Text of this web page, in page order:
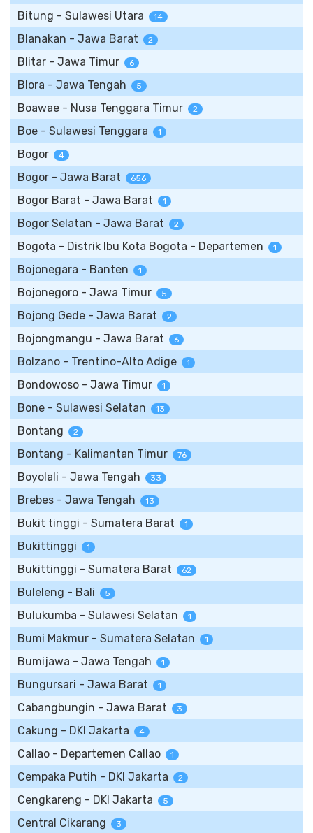
Bitung - Sulawesi Utara 14
Blanakan - Jawa Barat 2
Blitar - Jawa Timur 6
Blora - Jawa Tengah 5
Boawae - Nusa Tenggara Timur 2
Boe - Sulawesi Tenggara 1
Bogor 4
Bogor - Jawa Barat 656
Bogor Barat - Jawa Barat 1
Bogor Selatan - Jawa Barat 2
Bogota - Distrik Ibu Kota Bogota - Departemen 1
Bojonegara - Banten 1
Bojonegoro - Jawa Timur 5
Bojong Gede - Jawa Barat 2
Bojongmangu - Jawa Barat 6
Bolzano - Trentino-Alto Adige 1
Bondowoso - Jawa Timur 1
Bone - Sulawesi Selatan 13
Bontang 2
Bontang - Kalimantan Timur 76
Boyolali - Jawa Tengah 33
Brebes - Jawa Tengah 13
Bukit tinggi - Sumatera Barat 1
Bukittinggi 1
Bukittinggi - Sumatera Barat 62
Buleleng - Bali 5
Bulukumba - Sulawesi Selatan 1
Bumi Makmur - Sumatera Selatan 1
Bumijawa - Jawa Tengah 1
Bungursari - Jawa Barat 1
Cabangbungin - Jawa Barat 3
Cakung - DKI Jakarta 4
Callao - Departemen Callao 1
Cempaka Putih - DKI Jakarta 2
Cengkareng - DKI Jakarta 5
Central Cikarang 3